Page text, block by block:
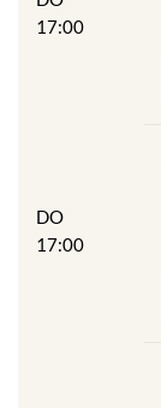
17:00
DO
17:00